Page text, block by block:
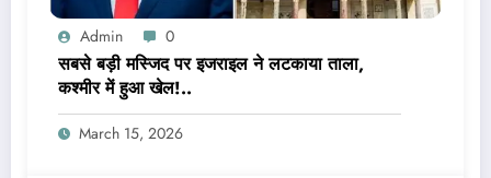
Admin 0
सबसे बड़ी मस्जिद पर इजराइल ने लटकाया ताला,
कश्मीर में हुआ खेल!..
March 15, 2026